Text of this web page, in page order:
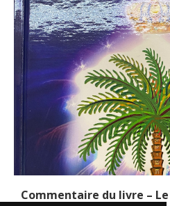
Commentaire du livre –